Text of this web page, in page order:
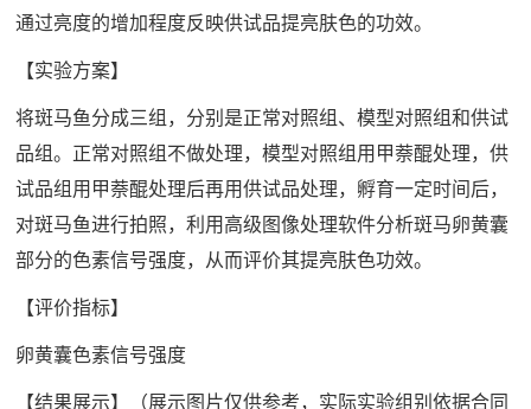
通过亮度的增加程度反映供试品提亮肤色的功效。
【实验方案】
将斑马鱼分成三组，分别是正常对照组、模型对照组和供试
品组。正常对照组不做处理，模型对照组用甲萘醌处理，供
试品组用甲萘醌处理后再用供试品处理，孵育一定时间后，
对斑马鱼进行拍照，利用高级图像处理软件分析斑马卵黄囊
部分的色素信号强度，从而评价其提亮肤色功效。
【评价指标】
卵黄囊色素信号强度
【结果展示】（展示图片仅供参考，实际实验组别依据合同